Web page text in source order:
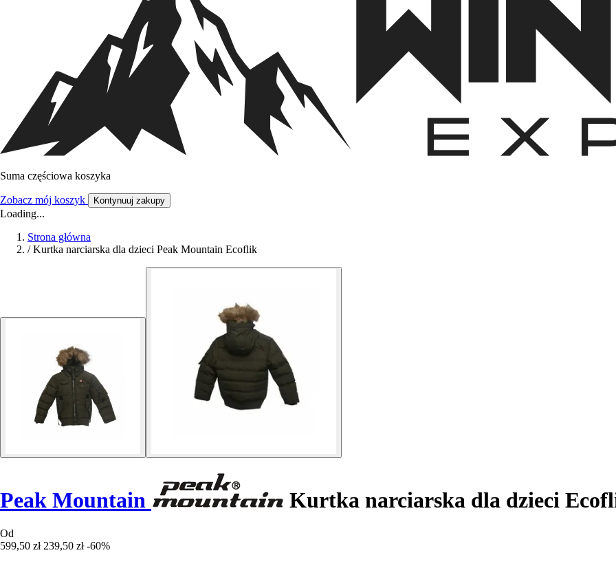
Suma częściowa koszyka
Zobacz mój koszyk Kontynuuj zakupy
Loading...
Strona główna
/ Kurtka narciarska dla dzieci Peak Mountain Ecoflik
Peak Mountain Kurtka narciarska dla dzieci
Od
599,50 zł 239,50 zł -60%